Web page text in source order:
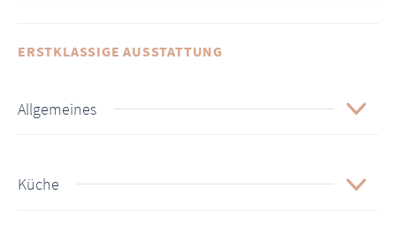
ERSTKLASSIGE AUSSTATTUNG
Allgemeines
Küche